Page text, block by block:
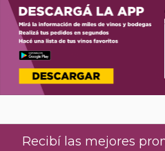
Recibí las mejores